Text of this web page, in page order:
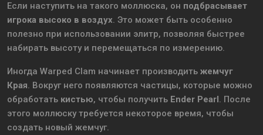
Если наступить на такого моллюска, он подбрасывает
игрока высоко в воздух. Это может быть особенно
полезно при использовании элитр, позволяя быстрее
набирать высоту и перемещаться по измерению.
Иногда Warped Clam начинает производить жемчуг
Края. Вокруг него появляются частицы, которые можно
обработать кистью, чтобы получить Ender Pearl. После
этого моллюску требуется некоторое время, чтобы
создать новый жемчуг.